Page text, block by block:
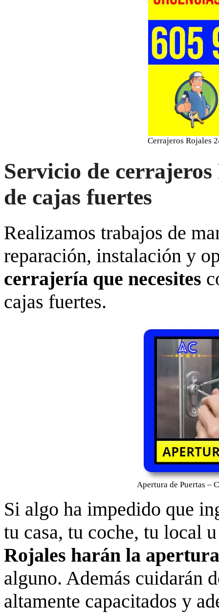
Cerrajeros Rojales
Servicio de
de cajas fuertes
Realizamos trabajos de
reparación, instalación y
cerrajería que necesites
cajas fuertes.
Apertura de Puertas –
Si algo ha impedido que
tu casa, tu coche, tu local
Rojales harán la
alguno. Además cuidarán
altamente capacitados y